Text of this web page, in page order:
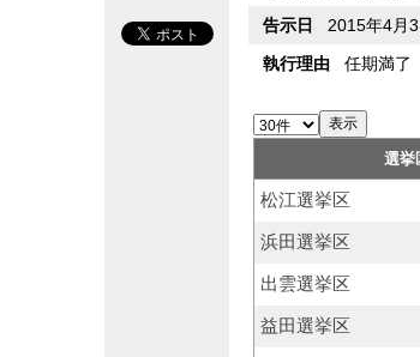
告示日 2015年4月3
執行理由
任期満了
選挙
松江選挙区
浜田選挙区
出雲選挙区
益田選挙区